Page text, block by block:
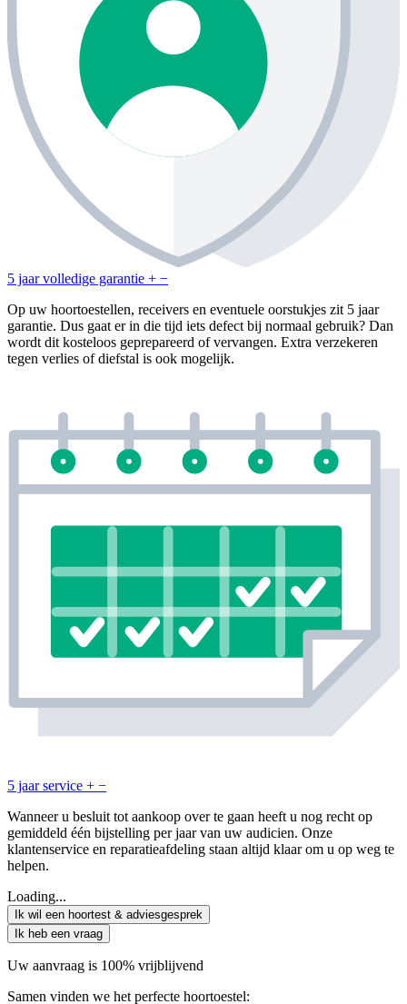
5 jaar volledige garantie + −
Op uw hoortoestellen, receivers en eventuele oorstukjes zit 5 jaar
garantie. Dus gaat er in die tijd iets defect bij normaal gebruik? Dan
wordt dit kosteloos geprepareerd of vervangen. Extra verzekeren
tegen verlies of diefstal is ook mogelijk.
5 jaar service + −
Wanneer u besluit tot aankoop over te gaan heeft u nog recht op
gemiddeld één bijstelling per jaar van uw audicien. Onze
klantenservice en reparatieafdeling staan altijd klaar om u op weg te
helpen.
Loading...
Ik wil een hoortest & adviesgesprek
Ik heb een vraag
Uw aanvraag is 100% vrijblijvend
Samen vinden we het perfecte hoortoestel: